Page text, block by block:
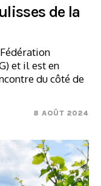
de la
et il est en
du côté de
8 AOÛT 2024